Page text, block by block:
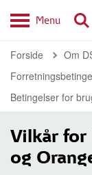
Menu
Forside Om
Betingelser for
Vilkår for
og